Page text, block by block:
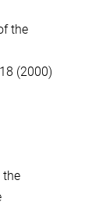
the
(2000)
the